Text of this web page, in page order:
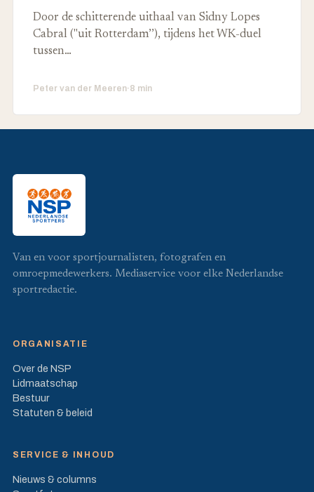
Door de schitterende uithaal van Sidny Lopes
Cabral ("uit Rotterdam’’), tijdens het WK-duel
tussen…
Peter van der Meeren·8 min
Van en voor sportjournalisten, fotografen en
omroepmedewerkers. Mediaservice voor elke Nederlandse
sportredactie.
ORGANISATIE
Over de NSP
Lidmaatschap
Bestuur
Statuten & beleid
SERVICE & INHOUD
Nieuws & columns